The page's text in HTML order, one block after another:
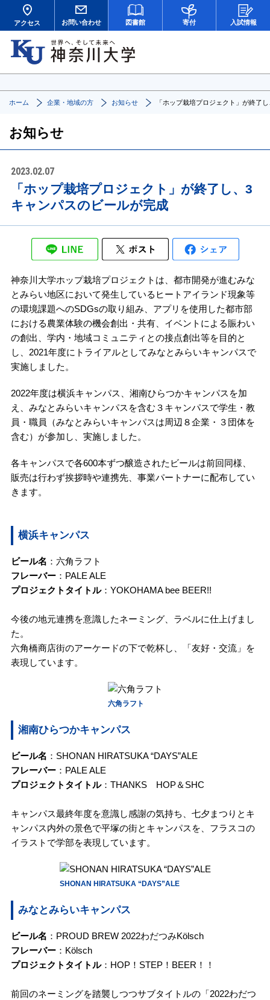
アクセス お問い合わせ 図書館 寄付 入試情報
ホーム 企業・地域の方 お知らせ 「ホップ栽培プロジェクト」が終了
お知らせ
2023.02.07
「ホップ栽培プロジェクト」が終了し、3
キャンパスのビールが完成
神奈川大学ホップ栽培プロジェクトは、都市開発が進むみな
とみらい地区において発生しているヒートアイランド現象等
の環境課題へのSDGsの取り組み、アプリを使用した都市部
における農業体験の機会創出・共有、イベントによる賑わい
の創出、学内・地域コミュニティとの接点創出等を目的と
し、2021年度にトライアルとしてみなとみらいキャンパスで
実施しました。
2022年度は横浜キャンパス、湘南ひらつかキャンパスを加
え、みなとみらいキャンパスを含む３キャンパスで学生・教
員・職員（みなとみらいキャンパスは周辺８企業・３団体を
含む）が参加し、実施しました。
各キャンパスで各600本ずつ醸造されたビールは前回同様、
販売は行わず挨拶時や連携先、事業パートナーに配布してい
きます。
六角ラフト
横浜キャンパス
ビール名 ：六角ラフト
フレーバー：PALE ALE
プロジェクトタイトル：YOKOHAMA bee BEER!!
今後の地元連携を意識したネーミング、ラベルに仕上げまし
た。
六角橋商店街のアーケードの下で乾杯し、「友好・交流」を
表現しています。
SHONAN HIRATSUKA “DAYS”ALE
湘南ひらつかキャンパス
ビール名 ：SHONAN HIRATSUKA “DAYS”ALE
フレーバー：PALE ALE
プロジェクトタイトル：THANKS HOP＆SHC
キャンパス最終年度を意識し感謝の気持ち、七夕まつりとキ
ャンパス内外の景色で平塚の街とキャンパスを、フラスコの
イラストで学部を表現しています。
みなとみらいキャンパス
ビール名 ：PROUD BREW 2022わだつみKölsch
フレーバー：Kölsch
プロジェクトタイトル：HOP！STEP！BEER！！
前回のネーミングを踏襲しつつサブタイトルの「2022わだつ